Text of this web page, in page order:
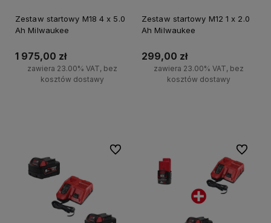
Zestaw startowy M18 4 x 5.0
Ah Milwaukee
1 975,00 zł
zawiera 23.00% VAT, bez
kosztów dostawy
Zestaw startowy M12 1 x 2.0
Ah Milwaukee
299,00 zł
zawiera 23.00% VAT, bez
kosztów dostawy
Do ulubionych Do